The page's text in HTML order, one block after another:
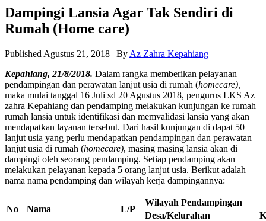
Dampingi Lansia Agar Tak Sendiri di
Rumah (Home care)
Published Agustus 21, 2018 | By Az Zahra Kepahiang
Kepahiang, 21/8/2018. Dalam rangka memberikan pelayanan
pendampingan dan perawatan lanjut usia di rumah (homecare),
maka mulai tanggal 16 Juli sd 20 Agustus 2018, pengurus LKS Az
zahra Kepahiang dan pendamping melakukan kunjungan ke rumah
rumah lansia untuk identifikasi dan memvalidasi lansia yang akan
mendapatkan layanan tersebut. Dari hasil kunjungan di dapat 50
lanjut usia yang perlu mendapatkan pendampingan dan perawatan
lanjut usia di rumah (homecare), masing masing lansia akan di
dampingi oleh seorang pendamping. Setiap pendamping akan
melakukan pelayanan kepada 5 orang lanjut usia. Berikut adalah
nama nama pendamping dan wilayah kerja dampingannya:
No Nama L/P
Wilayah Pendampingan
Desa/Kelurahan